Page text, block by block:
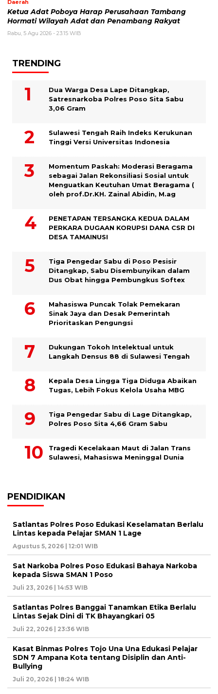
Daerah
Ketua Adat Poboya Harap Perusahaan Tambang
Hormati Wilayah Adat dan Penambang Rakyat
Rabu, 5 Agu 2026 - 23:15 WIB
TRENDING
Dua Warga Desa Lape Ditangkap,
Satresnarkoba Polres Poso Sita Sabu
3,06 Gram
Sulawesi Tengah Raih Indeks Kerukunan
Tinggi Versi Universitas Indonesia
Momentum Paskah: Moderasi Beragama
sebagai Jalan Rekonsiliasi Sosial untuk
Menguatkan Keutuhan Umat Beragama (
oleh prof.Dr.KH. Zainal Abidin, M.ag
PENETAPAN TERSANGKA KEDUA DALAM
PERKARA DUGAAN KORUPSI DANA CSR DI
DESA TAMAINUSI
Tiga Pengedar Sabu di Poso Pesisir
Ditangkap, Sabu Disembunyikan dalam
Dus Obat hingga Pembungkus Softex
Mahasiswa Puncak Tolak Pemekaran
Sinak Jaya dan Desak Pemerintah
Prioritaskan Pengungsi
Dukungan Tokoh Intelektual untuk
Langkah Densus 88 di Sulawesi Tengah
Kepala Desa Lingga Tiga Diduga Abaikan
Tugas, Lebih Fokus Kelola Usaha MBG
Tiga Pengedar Sabu di Lage Ditangkap,
Polres Poso Sita 4,66 Gram Sabu
Tragedi Kecelakaan Maut di Jalan Trans
Sulawesi, Mahasiswa Meninggal Dunia
PENDIDIKAN
Satlantas Polres Poso Edukasi Keselamatan Berlalu
Lintas kepada Pelajar SMAN 1 Lage
Agustus 5, 2026 | 12:01 WIB
Sat Narkoba Polres Poso Edukasi Bahaya Narkoba
kepada Siswa SMAN 1 Poso
Juli 23, 2026 | 14:53 WIB
Satlantas Polres Banggai Tanamkan Etika Berlalu
Lintas Sejak Dini di TK Bhayangkari 05
Juli 22, 2026 | 23:36 WIB
Kasat Binmas Polres Tojo Una Una Edukasi Pelajar
SDN 7 Ampana Kota tentang Disiplin dan Anti-
Bullying
Juli 20, 2026 | 18:24 WIB